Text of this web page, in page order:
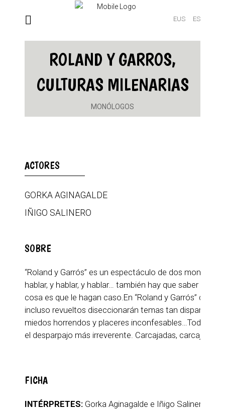
EUS ES
ROLAND Y GARROS,
CULTURAS MILENARIAS
MONÓLOGOS
ACTORES
GORKA AGINAGALDE
IÑIGO SALINERO
SOBRE
“Roland y Garrós” es un espectáculo de dos
hablar, y hablar, y hablar… también hay que saber
cosa es que le hagan caso.En “Roland y Garrós” dos
incluso revueltos diseccionarán temas tan dispares
miedos horrendos y placeres inconfesables…Todo
el desparpajo más irreverente. Carcajadas, carcajadas
FICHA
INTÉRPRETES: Gorka Aginagalde e Iñigo Salinero